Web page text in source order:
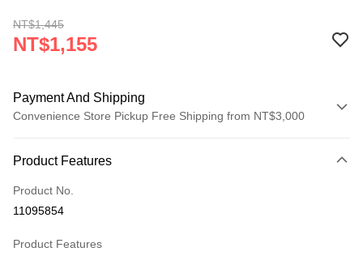
NT$1,445
NT$1,155
Payment And Shipping
Convenience Store Pickup Free Shipping from NT$3,000
Credit Card (Full Payment)
Convenience Store Pickup and Pay
Product Features
Product No.
11095854
Product Features